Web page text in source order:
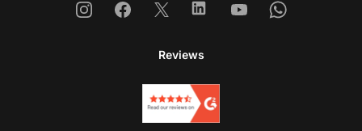
InstagramFacebook
X LinkedinYoutubeWhatsapp
Reviews